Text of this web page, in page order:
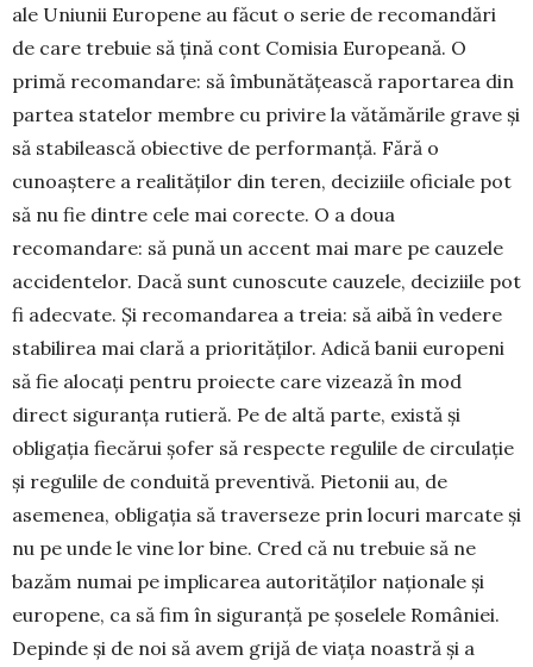
ale Uniunii Europene au făcut o serie de recomandări
de care trebuie să țină cont Comisia Europeană. O
primă recomandare: să îmbunătățească raportarea din
partea statelor membre cu privire la vătămările grave și
să stabilească obiective de performanță. Fără o
cunoaștere a realităților din teren, deciziile oficiale pot
să nu fie dintre cele mai corecte. O a doua
recomandare: să pună un accent mai mare pe cauzele
accidentelor. Dacă sunt cunoscute cauzele, deciziile pot
fi adecvate. Și recomandarea a treia: să aibă în vedere
stabilirea mai clară a priorităților. Adică banii europeni
să fie alocați pentru proiecte care vizează în mod
direct siguranța rutieră. Pe de altă parte, există și
obligația fiecărui șofer să respecte regulile de circulație
și regulile de conduită preventivă. Pietonii au, de
asemenea, obligația să traverseze prin locuri marcate și
nu pe unde le vine lor bine. Cred că nu trebuie să ne
bazăm numai pe implicarea autorităților naționale și
europene, ca să fim în siguranță pe șoselele României.
Depinde și de noi să avem grijă de viața noastră și a